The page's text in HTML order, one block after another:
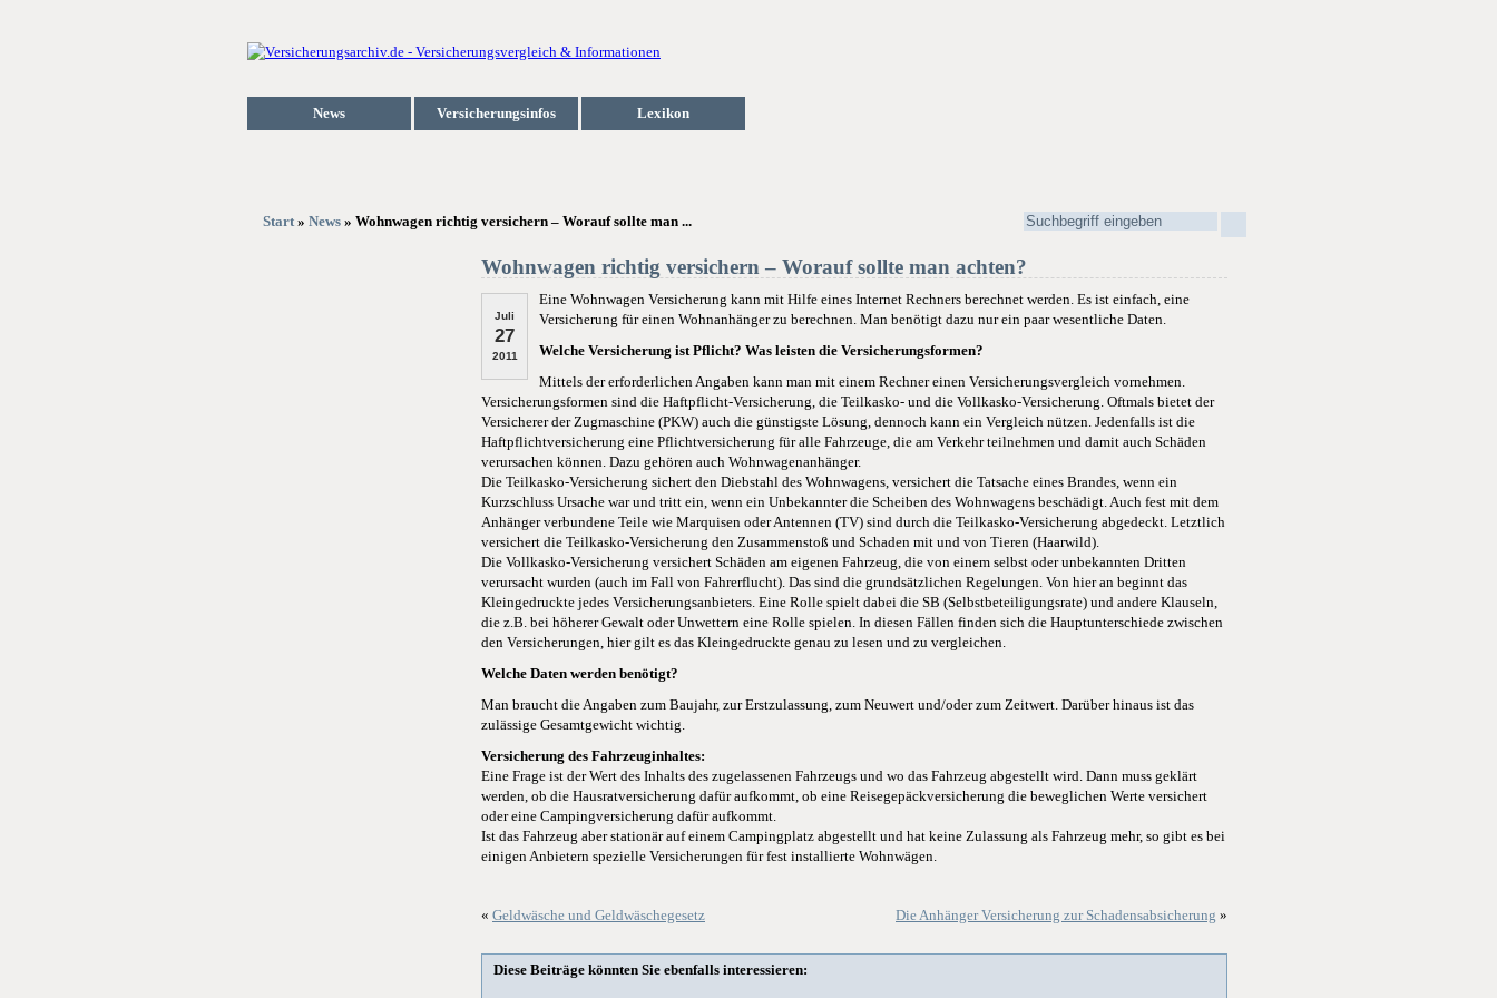
News Versicherungsinfos Lexikon
Start» News » Wohnwagen richtig versichern – Worauf sollte man ...
Wohnwagen richtig versichern – Worauf sollte man achten?
Juli
27
2011
Eine Wohnwagen Versicherung kann mit Hilfe eines Internet Rechners berechnet werden. Es ist einfach, eine
Versicherung für einen Wohnanhänger zu berechnen. Man benötigt dazu nur ein paar wesentliche Daten.
Welche Versicherung ist Pflicht? Was leisten die Versicherungsformen?
Mittels der erforderlichen Angaben kann man mit einem Rechner einen Versicherungsvergleich vornehmen.
Versicherungsformen sind die Haftpflicht-Versicherung, die Teilkasko- und die Vollkasko-Versicherung. Oftmals bietet der
Versicherer der Zugmaschine (PKW) auch die günstigste Lösung, dennoch kann ein Vergleich nützen. Jedenfalls ist die
Haftpflichtversicherung eine Pflichtversicherung für alle Fahrzeuge, die am Verkehr teilnehmen und damit auch Schäden
verursachen können. Dazu gehören auch Wohnwagenanhänger.
Die Teilkasko-Versicherung sichert den Diebstahl des Wohnwagens, versichert die Tatsache eines Brandes, wenn ein
Kurzschluss Ursache war und tritt ein, wenn ein Unbekannter die Scheiben des Wohnwagens beschädigt. Auch fest mit dem
Anhänger verbundene Teile wie Marquisen oder Antennen (TV) sind durch die Teilkasko-Versicherung abgedeckt. Letztlich
versichert die Teilkasko-Versicherung den Zusammenstoß und Schaden mit und von Tieren (Haarwild).
Die Vollkasko-Versicherung versichert Schäden am eigenen Fahrzeug, die von einem selbst oder unbekannten Dritten
verursacht wurden (auch im Fall von Fahrerflucht). Das sind die grundsätzlichen Regelungen. Von hier an beginnt das
Kleingedruckte jedes Versicherungsanbieters. Eine Rolle spielt dabei die SB (Selbstbeteiligungsrate) und andere Klauseln,
die z.B. bei höherer Gewalt oder Unwettern eine Rolle spielen. In diesen Fällen finden sich die Hauptunterschiede zwischen
den Versicherungen, hier gilt es das Kleingedruckte genau zu lesen und zu vergleichen.
Welche Daten werden benötigt?
Man braucht die Angaben zum Baujahr, zur Erstzulassung, zum Neuwert und/oder zum Zeitwert. Darüber hinaus ist das
zulässige Gesamtgewicht wichtig.
Versicherung des Fahrzeuginhaltes:
Eine Frage ist der Wert des Inhalts des zugelassenen Fahrzeugs und wo das Fahrzeug abgestellt wird. Dann muss geklärt
werden, ob die Hausratversicherung dafür aufkommt, ob eine Reisegepäckversicherung die beweglichen Werte versichert
oder eine Campingversicherung dafür aufkommt.
Ist das Fahrzeug aber stationär auf einem Campingplatz abgestellt und hat keine Zulassung als Fahrzeug mehr, so gibt es bei
einigen Anbietern spezielle Versicherungen für fest installierte Wohnwägen.
« Geldwäsche und Geldwäschegesetz Die Anhänger Versicherung zur Schadensabsicherung »
Diese Beiträge könnten Sie ebenfalls interessieren: